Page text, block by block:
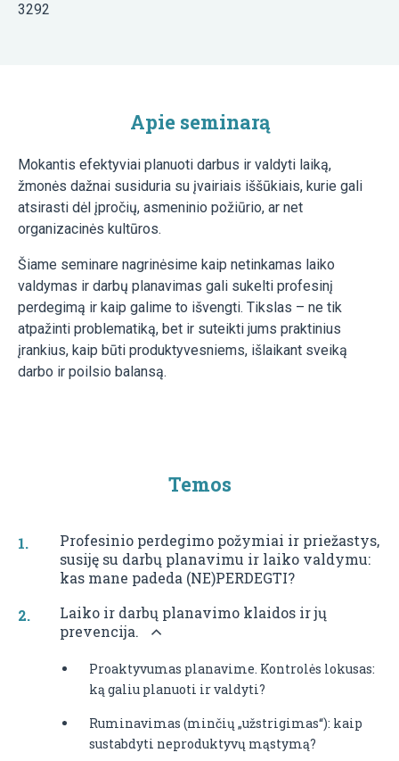
3292
Apie seminarą
Mokantis efektyviai planuoti darbus ir valdyti laiką,
žmonės dažnai susiduria su įvairiais iššūkiais, kurie gali
atsirasti dėl įpročių, asmeninio požiūrio, ar net
organizacinės kultūros.
Šiame seminare nagrinėsime kaip netinkamas laiko
valdymas ir darbų planavimas gali sukelti profesinį
perdegimą ir kaip galime to išvengti. Tikslas – ne tik
atpažinti problematiką, bet ir suteikti jums praktinius
įrankius, kaip būti produktyvesniems, išlaikant sveiką
darbo ir poilsio balansą.
Temos
Profesinio perdegimo požymiai ir priežastys,
susiję su darbų planavimu ir laiko valdymu:
kas mane padeda (NE)PERDEGTI?
Laiko ir darbų planavimo klaidos ir jų
prevencija.
Proaktyvumas planavime. Kontrolės lokusas:
ką galiu planuoti ir valdyti?
Ruminavimas (minčių „užstrigimas“): kaip
sustabdyti neproduktyvų mąstymą?